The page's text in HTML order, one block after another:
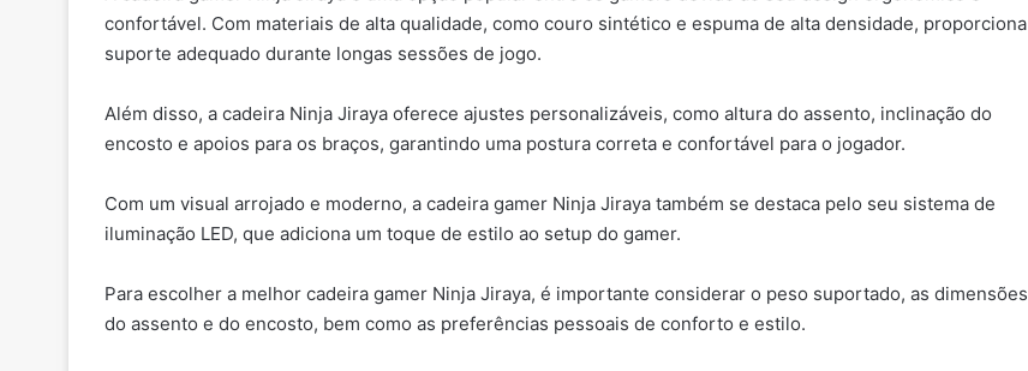
confortável. Com materiais de alta qualidade, como couro sintético e espuma de alta densidade, proporciona
suporte adequado durante longas sessões de jogo.
Além disso, a cadeira Ninja Jiraya oferece ajustes personalizáveis, como altura do assento, inclinação do
encosto e apoios para os braços, garantindo uma postura correta e confortável para o jogador.
Com um visual arrojado e moderno, a cadeira gamer Ninja Jiraya também se destaca pelo seu sistema de
iluminação LED, que adiciona um toque de estilo ao setup do gamer.
Para escolher a melhor cadeira gamer Ninja Jiraya, é importante considerar o peso suportado, as dimensões
do assento e do encosto, bem como as preferências pessoais de conforto e estilo.